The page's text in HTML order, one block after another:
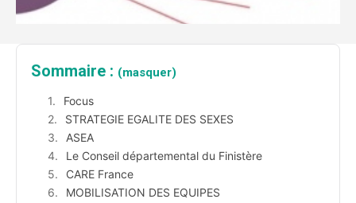
Sommaire : (masquer)
Focus
STRATEGIE EGALITE DES SEXES
ASEA
Le Conseil départemental du Finistère
CARE France
MOBILISATION DES EQUIPES